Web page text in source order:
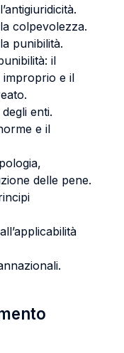
colpevolezza.
punibilità.
il
improprio e il
enti.
e il
delle pene.